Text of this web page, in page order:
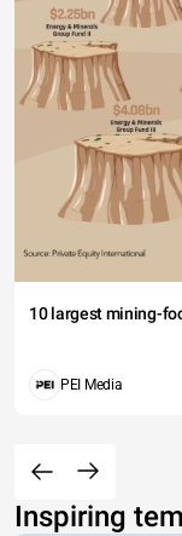
10 largest mining-
PEI Media
Inspiring